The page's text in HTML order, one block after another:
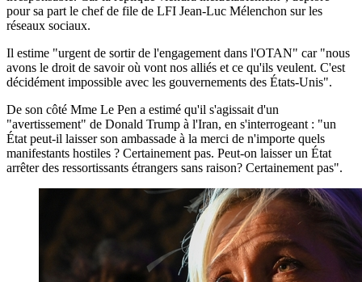
pour sa part le chef de file de LFI Jean-Luc Mélenchon sur les
réseaux sociaux.
Il estime "urgent de sortir de l'engagement dans l'OTAN" car "nous
avons le droit de savoir où vont nos alliés et ce qu'ils veulent. C'est
décidément impossible avec les gouvernements des États-Unis".
De son côté Mme Le Pen a estimé qu'il s'agissait d'un
"avertissement" de Donald Trump à l'Iran, en s'interrogeant : "un
État peut-il laisser son ambassade à la merci de n'importe quels
manifestants hostiles ? Certainement pas. Peut-on laisser un État
arrêter des ressortissants étrangers sans raison? Certainement pas".